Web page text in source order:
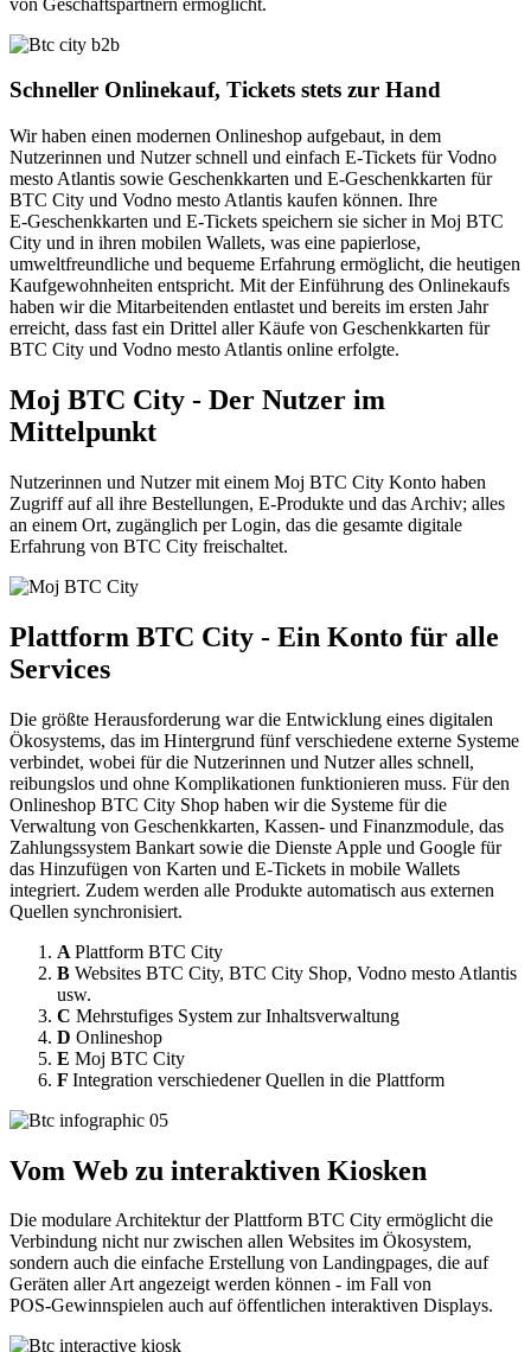
Schneller Onlinekauf, Tickets stets zur Hand
Wir haben einen modernen Onlineshop aufgebaut, in dem
Nutzerinnen und Nutzer schnell und einfach E‑Tickets für Vodno
mesto Atlantis sowie Geschenkkarten und E‑Geschenkkarten für
BTC City und Vodno mesto Atlantis kaufen können. Ihre
E‑Geschenkkarten und E‑Tickets speichern sie sicher in Moj BTC
City und in ihren mobilen Wallets, was eine papierlose,
umweltfreundliche und bequeme Erfahrung ermöglicht, die heutigen
Kaufgewohnheiten entspricht. Mit der Einführung des Onlinekaufs
haben wir die Mitarbeitenden entlastet und bereits im ersten Jahr
erreicht, dass fast ein Drittel aller Käufe von Geschenkkarten für
BTC City und Vodno mesto Atlantis online erfolgte.
Moj BTC City - Der Nutzer im
Mittelpunkt
Nutzerinnen und Nutzer mit einem Moj BTC City Konto haben
Zugriff auf all ihre Bestellungen, E‑Produkte und das Archiv; alles
an einem Ort, zugänglich per Login, das die gesamte digitale
Erfahrung von BTC City freischaltet.
Plattform BTC City - Ein Konto für alle
Services
Die größte Herausforderung war die Entwicklung eines digitalen
Ökosystems, das im Hintergrund fünf verschiedene externe Systeme
verbindet, wobei für die Nutzerinnen und Nutzer alles schnell,
reibungslos und ohne Komplikationen funktionieren muss. Für den
Onlineshop BTC City Shop haben wir die Systeme für die
Verwaltung von Geschenkkarten, Kassen‑ und Finanzmodule, das
Zahlungssystem Bankart sowie die Dienste Apple und Google für
das Hinzufügen von Karten und E‑Tickets in mobile Wallets
integriert. Zudem werden alle Produkte automatisch aus externen
Quellen synchronisiert.
A Plattform BTC City
B Websites BTC City, BTC City Shop, Vodno mesto Atlantis
usw.
C Mehrstufiges System zur Inhaltsverwaltung
D Onlineshop
E Moj BTC City
F Integration verschiedener Quellen in die Plattform
Vom Web zu interaktiven Kiosken
Die modulare Architektur der Plattform BTC City ermöglicht die
Verbindung nicht nur zwischen allen Websites im Ökosystem,
sondern auch die einfache Erstellung von Landingpages, die auf
Geräten aller Art angezeigt werden können - im Fall von
POS‑Gewinnspielen auch auf öffentlichen interaktiven Displays.